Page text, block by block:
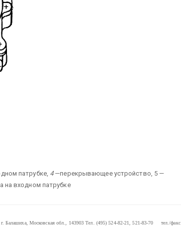
патрубке, 4—перекрывающее устройство, 5 —
на входном патрубке
Московская обл., 143903 Тел. (495) 524-82-21, 521-83-70 тел./факс